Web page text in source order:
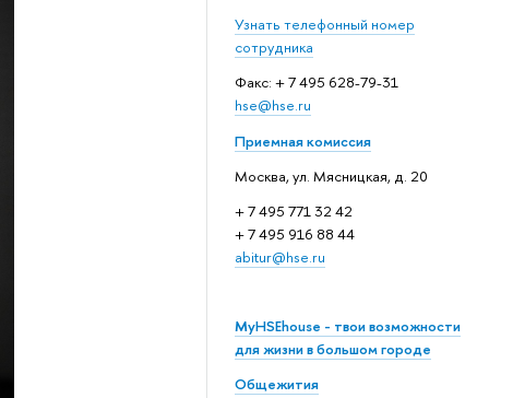
Узнать телефонный номер
сотрудника
Факс: + 7 495 628-79-31
hse@hse.ru
Приемная комиссия
Москва, ул. Мясницкая, д. 20
+ 7 495 771 32 42
+ 7 495 916 88 44
abitur@hse.ru
MyHSEhouse - твои возможности
для жизни в большом городе
Общежития